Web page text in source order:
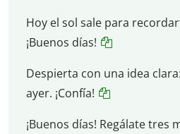
Hoy el sol sale para
¡Buenos días!
Despierta con una idea
ayer. ¡Confía!
¡Buenos días! Regálate tres